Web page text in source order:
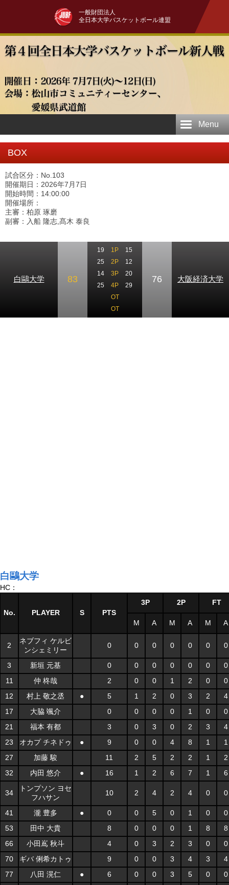
一般財団法人
全日本大学バスケットボール連盟
Menu
BOX
試合区分：No.103
開催期日：2026年7月7日
開始時間：14:00:00
開催場所：
主審：柏原 琢磨
副審：入船 隆志,髙木 泰良
白鷗大学 83
19 1P
15
25
2P
12
14
3P
20
25
4P
29
OT
OT
76 大阪経済大学
白鷗大学
HC：
No. PLAYER S PTS
3P 2P FT
M A M A M A
2
ネブフィ ケルビ
ンシェミリー
0 0 0 0 0 0 0
3 新垣 元基 0 0 0 0 0 0
0
11
仲 柊哉 2 0 0 1 2 0
0
12
村上 敬之丞 ● 5 1 2 0 3 2
4
17
大脇 颯介 0 0 0 0 1 0
0
21
福本 有都 3 0 3 0 2 3
4
23
オカプ チネドゥ ● 9 0 0 4 8 1
1
27
加藤 駿 11 2 5 2 2 1
2
32
内田 悠介 ● 16 1 2 6 7 1 6
34
トンプソン ヨセ
フハサン
10 2 4 2 4 0 0
41 瀧 豊多 ● 0 0 5 0 1 0
0
53
田中 大貴 8 0 0 0 1 8
8
66
小田嶌 秋斗 4 0 3 2 3 0
0
70
ギバ 俐希カトゥ 9 0 0 3 4 3
4
77
八田 滉仁 ● 6 0 0 3 5 0
0